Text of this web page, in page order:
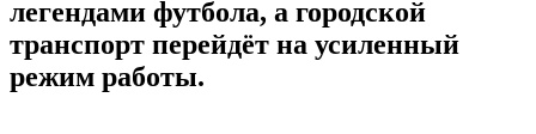
легендами футбола, а городской
транспорт перейдёт на усиленный
режим работы.